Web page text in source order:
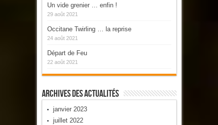
Un vide grenier … enfin !
29 août 2021
Occitane Twirling … la reprise
24 août 2021
Départ de Feu
22 août 2021
Archives Des Actualités
janvier 2023
juillet 2022